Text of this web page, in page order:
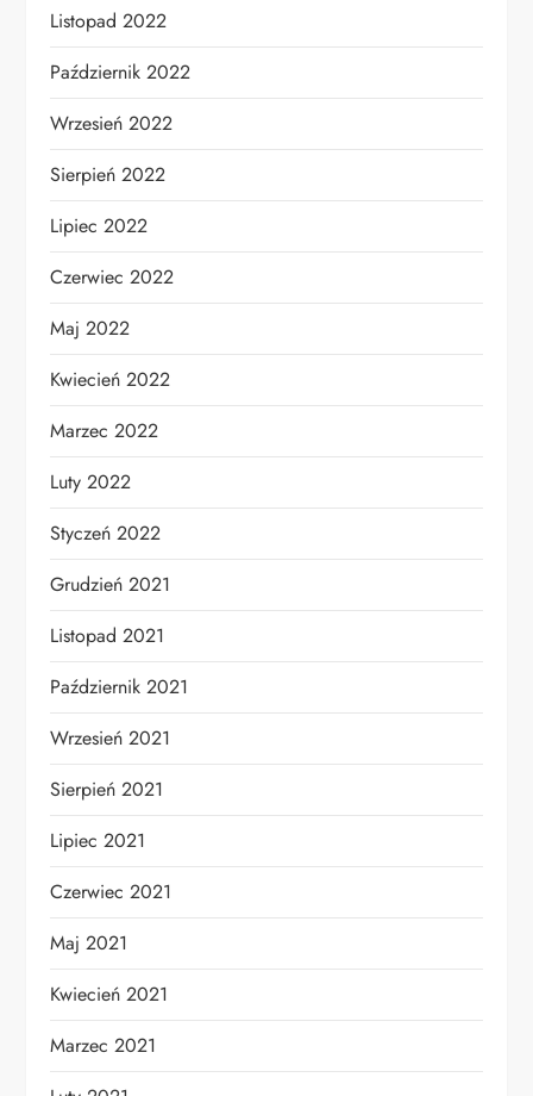
Listopad 2022
Październik 2022
Wrzesień 2022
Sierpień 2022
Lipiec 2022
Czerwiec 2022
Maj 2022
Kwiecień 2022
Marzec 2022
Luty 2022
Styczeń 2022
Grudzień 2021
Listopad 2021
Październik 2021
Wrzesień 2021
Sierpień 2021
Lipiec 2021
Czerwiec 2021
Maj 2021
Kwiecień 2021
Marzec 2021